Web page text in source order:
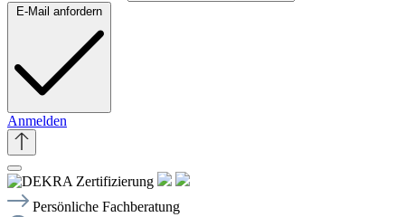
E-Mail anfordern
Anmelden
Persönliche Fachberatung